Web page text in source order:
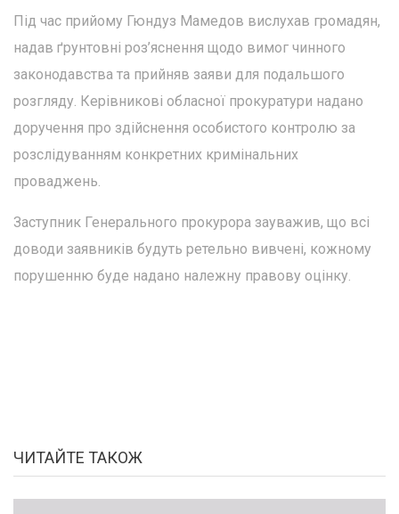
Під час прийому Гюндуз Мамедов вислухав громадян,
надав ґрунтовні роз’яснення щодо вимог чинного
законодавства та прийняв заяви для подальшого
розгляду. Керівникові обласної прокуратури надано
доручення про здійснення особистого контролю за
розслідуванням конкретних кримінальних
проваджень.
Заступник Генерального прокурора зауважив, що всі
доводи заявників будуть ретельно вивчені, кожному
порушенню буде надано належну правову оцінку.
ЧИТАЙТЕ ТАКОЖ